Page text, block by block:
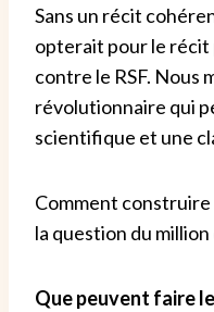
Sans un récit
opterait pour le récit
contre le RSF. Nous
révolutionnaire qui
scientifique et une
Comment
la question du million
Que peuvent faire